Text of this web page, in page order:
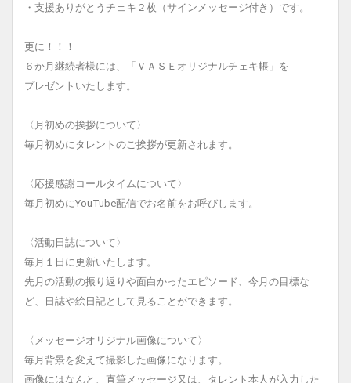
・支援ありがとうチェキ２枚（サインメッセージ付き）です。
更に！！！
６か月継続者様には、「ＶＡＳＥオリジナルチェキ帳」を
プレゼントいたします。
〈月初めの挨拶について〉
毎月初めにタレントのご挨拶が更新されます。
〈応援感謝コールタイムについて〉
毎月初めにYouTube配信でお名前をお呼びします。
〈活動日誌について〉
毎月１日に更新いたします。
先月の活動の振り返りや面白かったエピソード、今月の目標な
ど、日誌や絵日記として見ることができます。
〈メッセージオリジナル画像について〉
毎月背景を変えて撮影した画像になります。
画像にはなんと、直筆メッセージ又は、タレント本人が入力した